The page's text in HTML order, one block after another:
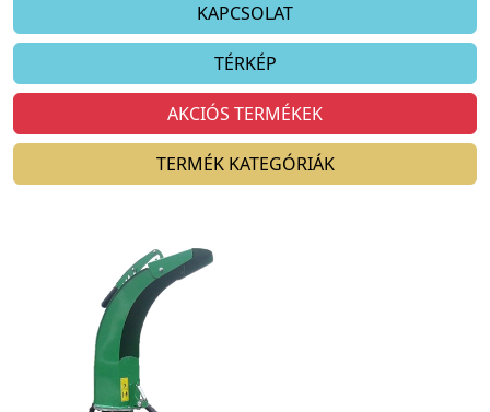
KAPCSOLAT
TÉRKÉP
AKCIÓS TERMÉKEK
TERMÉK KATEGÓRIÁK